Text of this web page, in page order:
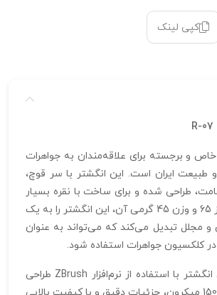
کپی لینک
و برجسته برای علاقه‌مندان به جواهرات
و طبیعت ایران است. این انگشتر با سر قوچ،
طراحی شده و برای ساخت با نقره بسیار
مناسب است. سایز 65 و وزن 45 گرمی آن، این انگشتر را به یک
مجلل تبدیل می‌کند که می‌تواند به عنوان
جواهرات استفاده شود.
مدل سه‌بعدی این انگشتر با استفاده از نرم‌افزار ZBrush طراحی